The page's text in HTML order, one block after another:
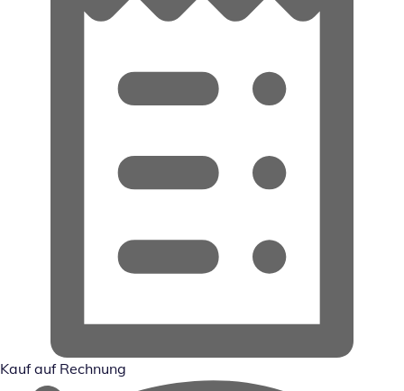
Kauf auf Rechnung